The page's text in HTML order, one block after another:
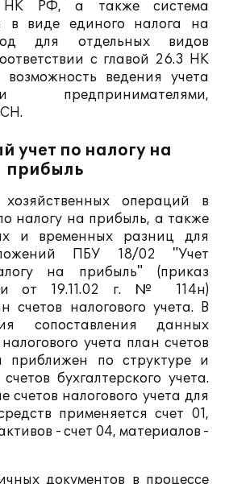
РФ, а также система
в виде единого налога на
для отдельных видов
с главой 26.3 НК
ведения учета
предпринимателями,
учет по налогу на
прибыль
операций в
налогу на прибыль, а также
и временных разниц для
ПБУ 18/02 "Учет
на прибыль" (приказ
от 19.11.02 г. № 114н)
счетов налогового учета. В
сопоставления данных
учета план счетов
приближен по структуре и
бухгалтерского учета.
счетов налогового учета для
применяется счет 01,
- счет 04, материалов -
документов в процессе